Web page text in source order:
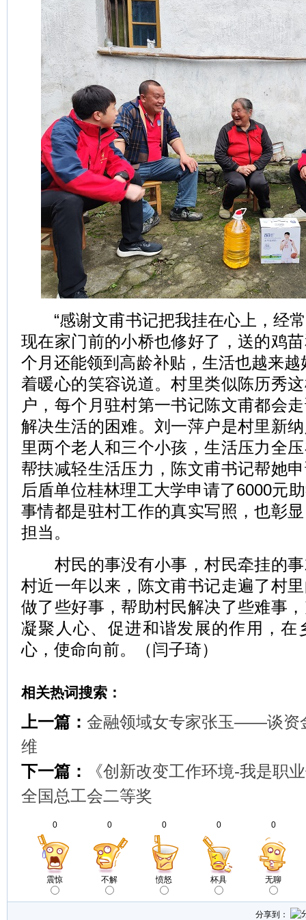
“感谢文甫书记把我挂在心上，经常
现在家门前的小桥也修好了，送的鸡
个月还能领到高龄补贴，生活也越来越
着暖心的笑容说道。村里类似陈历秀
户，每个月驻村第一书记陈文甫都会
解决生活的困难。刘一萍户是村里新
里两个老人和三个小孩，生活压力全
帮扶减轻生活压力，陈文甫书记帮她
后盾单位桂林理工大学申请了6000元
事情都是驻村工作的真实写照，也彰
担当。
村民的事没有小事，村民牵挂的事
村近一年以来，陈文甫书记走遍了村
做了些好事，帮助村民解决了些难事
凝聚人心、促进和谐发展的作用，在
心，使命向前。（闫子琦）
相关热词搜索：
上一篇： 金融领域女专家张玉——谈资
维
下一篇：
《创新改变工作环境-我是职
全国总工会二等奖
0
震惊
0
不解
0
愤怒
0
杯具
0
无聊
分享到：